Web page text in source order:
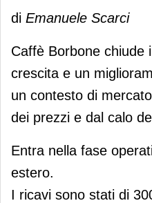
Caffè Borbone
redditività. La sfida
di Emanuele Scarci
Caffè Borbone chiude
crescita e un
un contesto di
dei prezzi e dal calo
Entra nella fase
estero.
I ricavi sono stati di